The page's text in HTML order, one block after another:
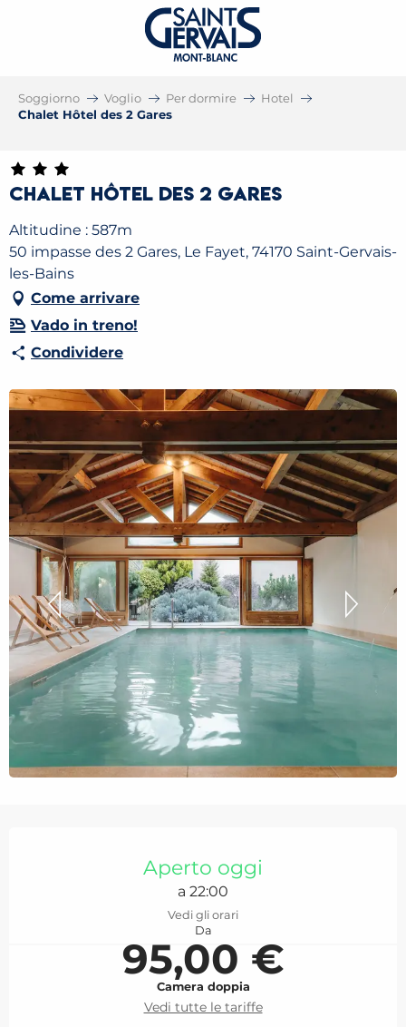
Soggiorno Voglio Per dormire
Hotel
Chalet Hôtel des 2 Gares
Chalet Hôtel des 2 Gares
Altitudine : 587m
50 impasse des 2 Gares, Le Fayet, 74170 Saint-Gervais-
les-Bains
Come arrivare
Vado in treno!
Condividere
Aperto oggi
a 22:00
Vedi gli orari
Da
95,00 €
Camera doppia
Vedi tutte le tariffe